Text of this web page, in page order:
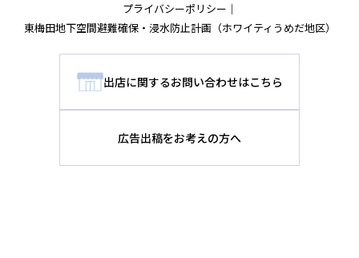
プライバシーポリシー
東梅田地下空間避難確保・浸水防止計画（ホワイティうめだ地区）
出店に関するお問い合わせはこちら
広告出稿をお考えの方へ